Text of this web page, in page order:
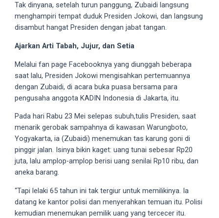
embed
code
share
porn
videos
other
18Tube.tv
you’ll
also
find
exclusive
porn
productions
shot
Tak dinyana, setelah turun panggung, Zubaidi langsung
menghampiri tempat duduk Presiden Jokowi, dan langsung
disambut hangat Presiden dengan jabat tangan.
Ajarkan Arti Tabah, Jujur, dan Setia
Melalui fan page Facebooknya yang diunggah beberapa
saat lalu, Presiden Jokowi mengisahkan pertemuannya
dengan Zubaidi, di acara buka puasa bersama para
pengusaha anggota KADIN Indonesia di Jakarta, itu.
Pada hari Rabu 23 Mei selepas subuh,tulis Presiden, saat
menarik gerobak sampahnya di kawasan Warungboto,
Yogyakarta, ia (Zubaidi) menemukan tas karung goni di
pinggir jalan. Isinya bikin kaget: uang tunai sebesar Rp20
juta, lalu amplop-amplop berisi uang senilai Rp10 ribu, dan
aneka barang.
“Tapi lelaki 65 tahun ini tak tergiur untuk memilikinya. Ia
datang ke kantor polisi dan menyerahkan temuan itu. Polisi
kemudian menemukan pemilik uang yang tercecer itu.